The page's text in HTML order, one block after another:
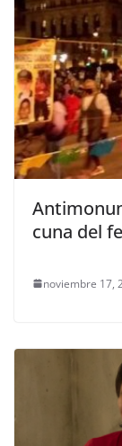
cuna del
noviembre 17,